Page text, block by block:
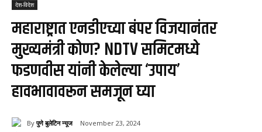
न्यूज
देश-विदेश
महाराष्ट्रात एनडीएच्या बंपर विजयानंतर
मुख्यमंत्री कोण? NDTV समिटमध्ये
फडणवीस यांनी केलेल्या ‘उपाय’
हावभावावरून समजून घ्या
By पुणे बुलेटिन न्यूज November 23, 2024